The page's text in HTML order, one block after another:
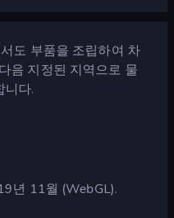
도 부품을 조립하여 차
음 지정된 지역으로 물
니다.
년 11월 (WebGL).